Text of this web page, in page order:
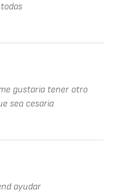
gustaria tener otro
sea cesaria
ayudar